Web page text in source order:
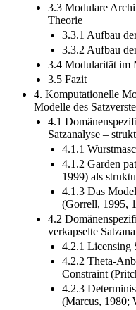
3.3 Modulare
Theorie
3.3.1 Aufbau
3.3.2 Aufbau
3.4 Modularität im
3.5 Fazit
4. Komputationelle
Modelle des
4.1
Satzanalyse –
4.1.1
4.1.2 Garden
1999) als
4.1.3 Das
(Gorrell, 1995,
4.2
verkapselte
4.2.1 Licensing
4.2.2 Theta-
Constraint
4.2.3
(Marcus, 1980;